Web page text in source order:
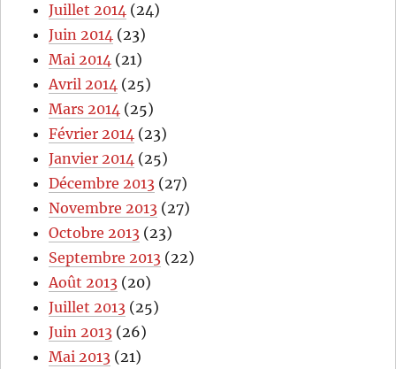
Juillet 2014 (24)
Juin 2014 (23)
Mai 2014 (21)
Avril 2014 (25)
Mars 2014 (25)
Février 2014 (23)
Janvier 2014 (25)
Décembre 2013 (27)
Novembre 2013 (27)
Octobre 2013 (23)
Septembre 2013 (22)
Août 2013 (20)
Juillet 2013 (25)
Juin 2013 (26)
Mai 2013 (21)